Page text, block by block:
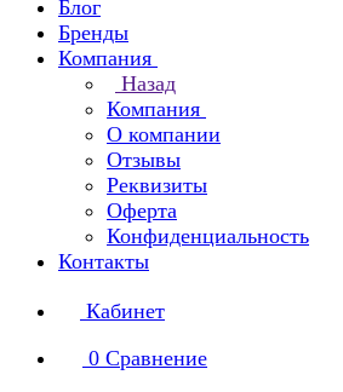
Блог
Бренды
Компания
Назад
Компания
О компании
Отзывы
Реквизиты
Оферта
Конфиденциальность
Контакты
Кабинет
0 Сравнение